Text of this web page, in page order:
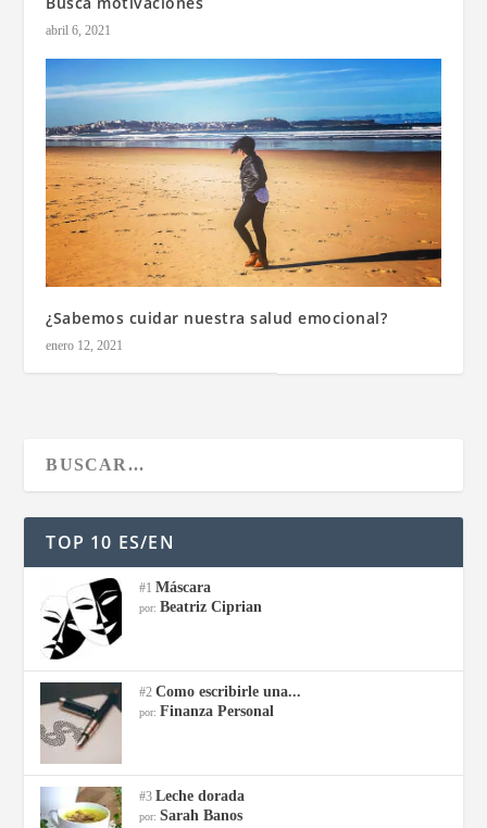
abril 6, 2021
¿Sabemos cuidar nuestra salud emocional?
enero 12, 2021
TOP 10 ES/EN
#1Máscara
por: Beatriz Ciprian
#2Como escribirle una...
por: Finanza Personal
#3Leche dorada
por:Sarah Banos